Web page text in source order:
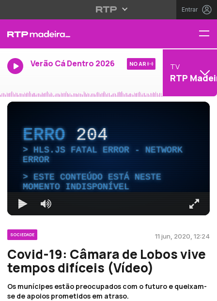
Entrar
Verão Cá Dentro 2026 NO AR TV
RTP
ERRO204
HLS.JS FATAL ERROR - NETWORK
ERROR
ESTE CONTEÚDO ESTÁ NESTE
MOMENTO INDISPONÍVEL
SOCIEDADE 11 jun, 2020, 12:24
Covid-19: Câmara de Lobos vive
tempos difíceis (Vídeo)
Os munícipes estão preocupados com o futuro e queixam-
se de apoios prometidos em atraso.